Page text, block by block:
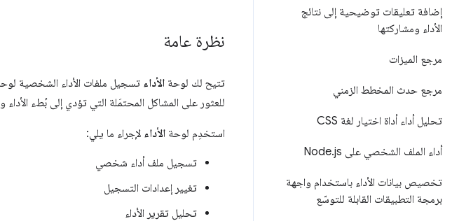
إضافة تعليقات توضيحية إلى نتائج
الأداء ومشاركتها
مرجع الميزات
مرجع حدث المخطط الزمني
تحليل أداء أداة اختيار لغة CSS
أداء الملف الشخصي على Node .js
تخصيص بيانات الأداء باستخدام واجهة
برمجة التطبيقات القابلة للتوسّع
نظرة عامة
تتيح لك لوحة الأداء
للعثور على المشاكل المحتمَلة التي تؤدي إلى بُطء
استخدِم لوحة الأداء لإجراء ما يلي:
تسجيل ملف أداء شخصي
تغيير إعدادات التسجيل
تحليل تقرير الأداء